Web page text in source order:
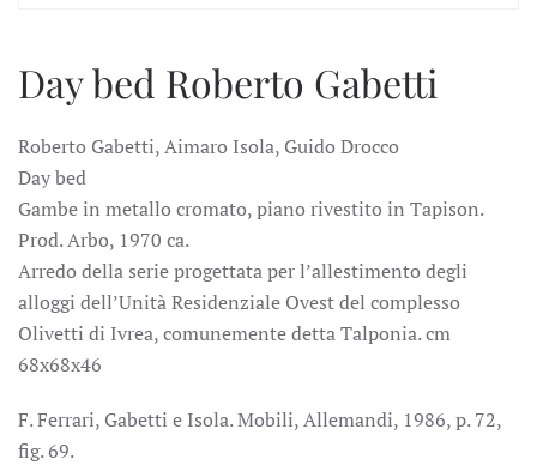
Day bed Roberto Gabetti
Roberto Gabetti, Aimaro Isola, Guido Drocco
Day bed
Gambe in metallo cromato, piano rivestito in Tapison.
Prod. Arbo, 1970 ca.
Arredo della serie progettata per l’allestimento degli
alloggi dell’Unità Residenziale Ovest del complesso
Olivetti di Ivrea, comunemente detta Talponia. cm
68x68x46
F. Ferrari, Gabetti e Isola. Mobili, Allemandi, 1986, p. 72,
fig. 69.